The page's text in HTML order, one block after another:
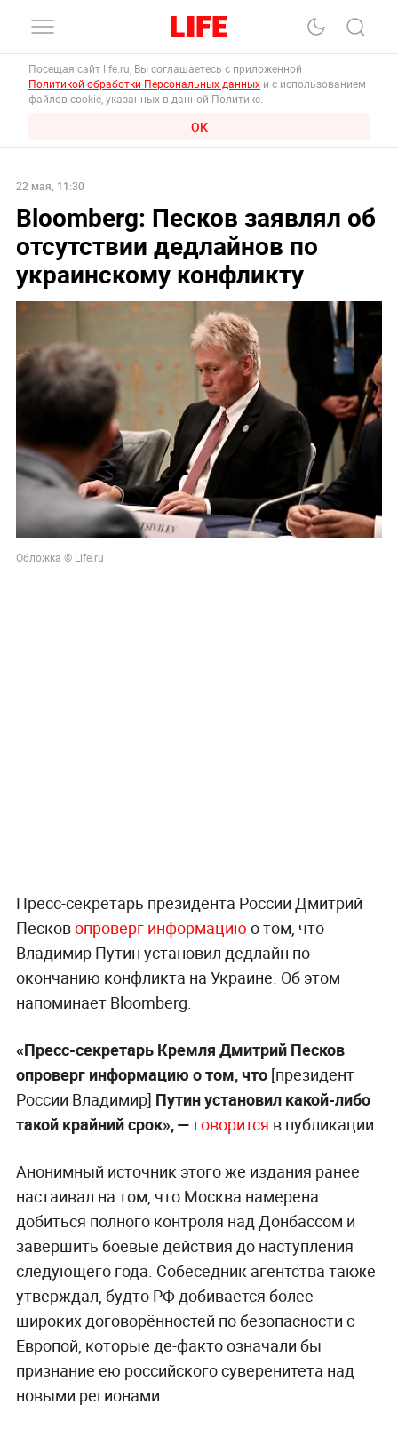
Посещая сайт life.ru, Вы соглашаетесь с приложенной
Политикой обработки Персональных данных и с использованием
файлов cookie, указанных в данной Политике.
ОК
22 мая, 11:30
Bloomberg: Песков заявлял об
отсутствии дедлайнов по
украинскому конфликту
Обложка © Life.ru
Пресс-секретарь президента России Дмитрий
Песковопроверг информацию о том, что
Владимир Путин установил дедлайн по
окончанию конфликта на Украине. Об этом
напоминает Bloomberg.
«Пресс-секретарь Кремля Дмитрий Песков
опроверг информацию о том, что[президент
России Владимир] Путин установил какой-либо
такой крайний срок», — говорится в публикации.
Анонимный источник этого же издания ранее
настаивал на том, что Москва намерена
добиться полного контроля над Донбассом и
завершить боевые действия до наступления
следующего года. Собеседник агентства также
утверждал, будто РФ добивается более
широких договорённостей по безопасности с
Европой, которые де-факто означали бы
признание ею российского суверенитета над
новыми регионами.